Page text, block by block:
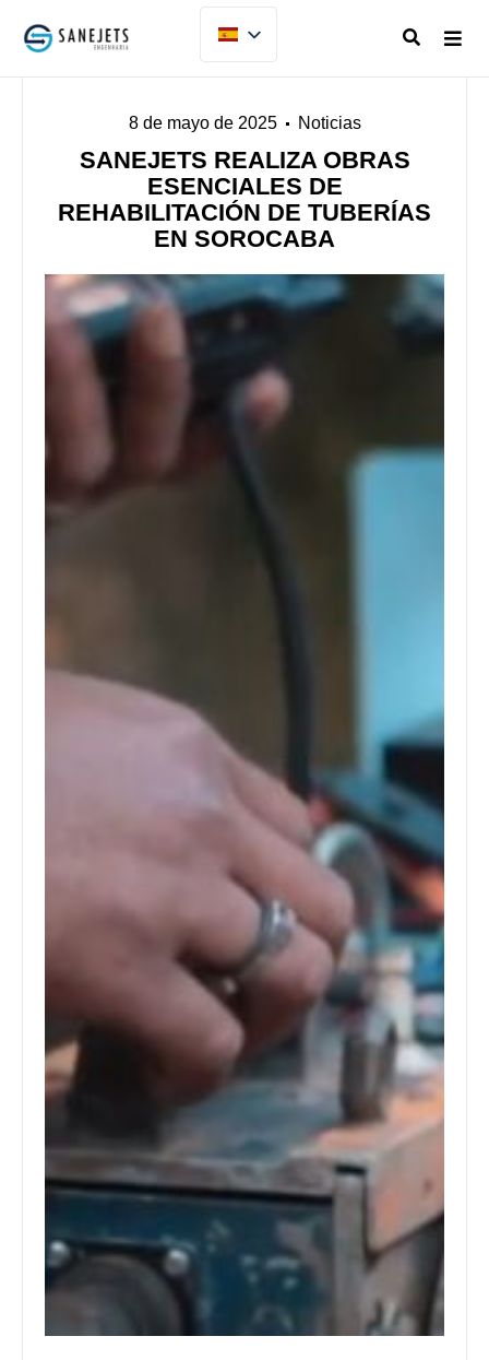
8 de mayo de 2025 Noticias
SANEJETS REALIZA OBRAS
ESENCIALES DE
REHABILITACIÓN DE TUBERÍAS
EN SOROCABA